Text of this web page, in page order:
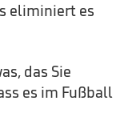
eliminiert es
das Sie
es im Fußball